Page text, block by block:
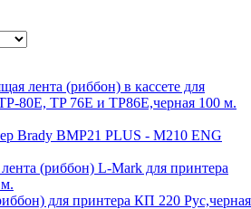
лента (риббон) в кассете для
80E, TP 76E и TP86E,черная 100 м.
Brady BMP21 PLUS - M210 ENG
(риббон) L-Mark для принтера
для принтера КП 220 Рус,черная